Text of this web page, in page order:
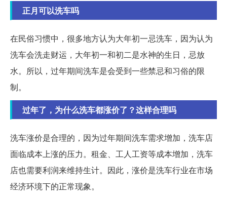
正月可以洗车吗
在民俗习惯中，很多地方认为大年初一忌洗车，因为认为
洗车会洗走财运，大年初一和初二是水神的生日，忌放
水。所以，过年期间洗车是会受到一些禁忌和习俗的限
制。
过年了，为什么洗车都涨价了？这样合理吗
洗车涨价是合理的，因为过年期间洗车需求增加，洗车店
面临成本上涨的压力。租金、工人工资等成本增加，洗车
店也需要利润来维持生计。因此，涨价是洗车行业在市场
经济环境下的正常现象。